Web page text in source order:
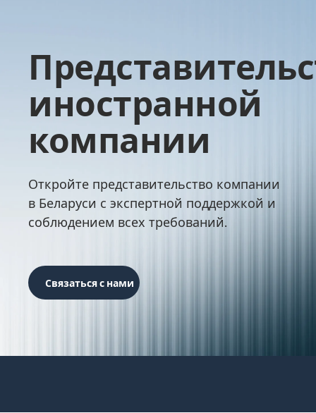
иностранной
компании
Откройте представительство компании
в Беларуси с экспертной поддержкой и
соблюдением всех требований.
Связаться с нами